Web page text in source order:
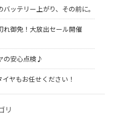
バッテリー上がり、その前に。
れ御免！大放出セール開催
の安心点検♪
イヤもお任せください！
リ